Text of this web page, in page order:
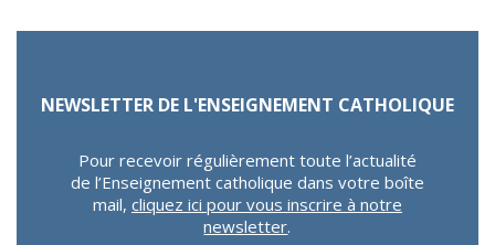
NEWSLETTER DE L'ENSEIGNEMENT CATHOLIQUE
Pour recevoir régulièrement toute l’actualité
de l’Enseignement catholique dans votre boîte
mail, cliquez ici pour vous inscrire à notre
newsletter.